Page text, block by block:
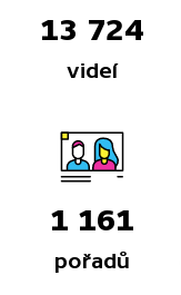
13 724
videí
1 161
pořadů